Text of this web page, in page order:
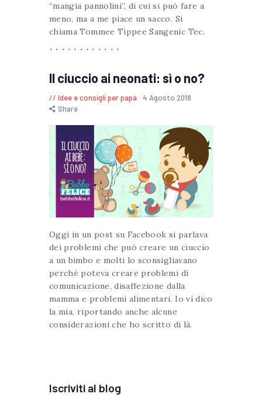
“mangia pannolini”, di cui si può fare a
meno, ma a me piace un sacco. Si
chiama Tommee Tippee Sangenic Tec.
Il ciuccio ai neonati: sì o no?
Idee e consigli per papà
4 Agosto 2018
Share
Oggi in un post su Facebook si parlava
dei problemi che può creare un ciuccio
a un bimbo e molti lo sconsigliavano
perchè poteva creare problemi di
comunicazione, disaffezione dalla
mamma e problemi alimentari. Io vi dico
la mia, riportando anche alcune
considerazioni che ho scritto di là.
Iscriviti al blog